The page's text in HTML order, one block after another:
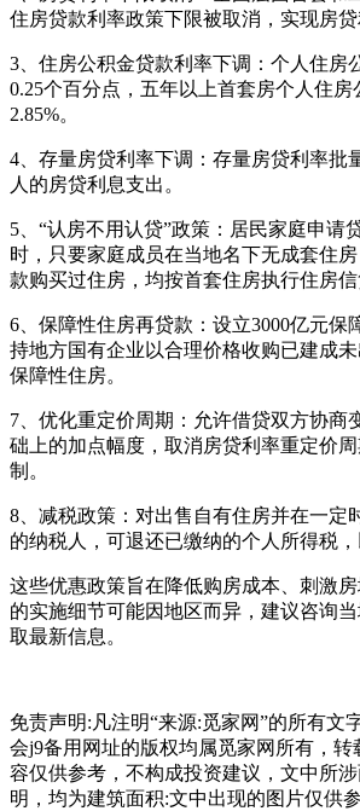
住房贷款利率政策下限被取消，实现房贷
3、住房公积金贷款利率下调：个人住房
0.25个百分点，五年以上首套房个人住房
2.85%。
4、存量房贷利率下调：存量房贷利率批
人的房贷利息支出。
5、“认房不用认贷”政策：居民家庭申请
时，只要家庭成员在当地名下无成套住
款购买过住房，均按首套住房执行住房信
6、保障性住房再贷款：设立3000亿元保
持地方国有企业以合理价格收购已建成
保障性住房。
7、优化重定价周期：允许借贷双方协商
础上的加点幅度，取消房贷利率重定价
制。
8、减税政策：对出售自有住房并在一定
的纳税人，可退还已缴纳的个人所得税，
这些优惠政策旨在降低购房成本、刺激
的实施细节可能因地区而异，建议咨询
取最新信息。
免责声明:凡注明“来源:觅家网”的所有文
会j9备用网址的版权均属觅家网所有，转
容仅供参考，不构成投资建议，文中所
明，均为建筑面积:文中出现的图片仅供